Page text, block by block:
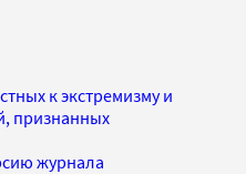
к экстремизму и
признанных
журнала